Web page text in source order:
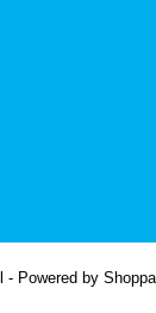
Powered by